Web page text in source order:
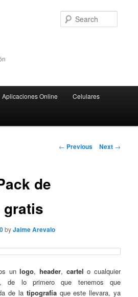
Aplicaciones Online Celulares
Post
← Previous Next →
de
byJaime Arevalo
unlogo, header, cartel o cualquier
, de lo primero que tenemos que
de la tipografíaque este llevara, ya